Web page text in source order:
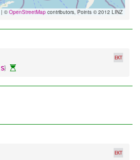
| © OpenStreetMap contributors, Points © 2012 LINZ